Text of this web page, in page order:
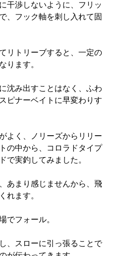
干渉しないように、フリッ
、フック軸を刺し入れて固
リトリーブすると、一定の
ります。
沈み出すことはなく、ふわ
ピナーベイトに早変わりす
よく、ノリーズからリリー
の中から、コロラドタイプ
で実釣してみました。
あまり感じませんから、飛
れます。
でフォール。
、スローに引っ張ることで